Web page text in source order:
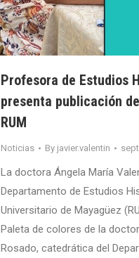
Profesora de Estudios
presenta publicación
RUM
Noticias By javier.valentin
La doctora Ángela María
Departamento de Estudios
Universitario de Mayagüez
Paleta de colores de la
Rosado, catedrática del